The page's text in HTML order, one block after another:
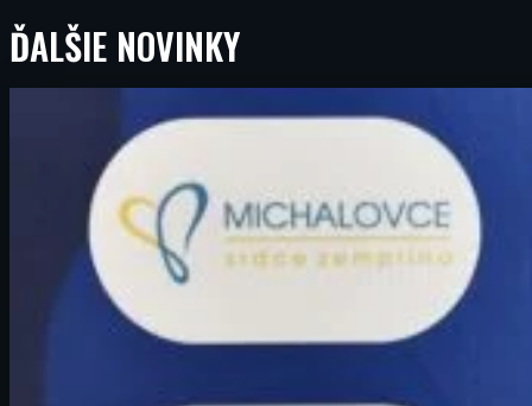
ĎALŠIE NOVINKY